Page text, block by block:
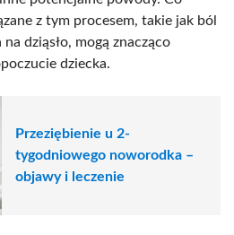
z tym procesem, takie jak ból
dziąsło, mogą znacząco
dziecka.
Przeziębienie u 2-
tygodniowego noworodka –
objawy i leczenie